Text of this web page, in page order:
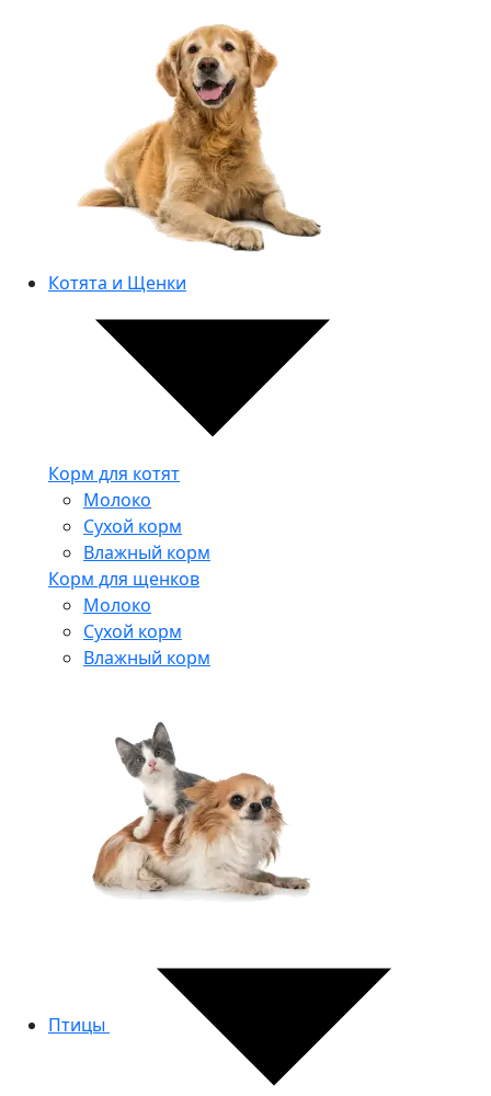
Котята и Щенки
Корм для котят
Молоко
Сухой корм
Влажный корм
Корм для щенков
Молоко
Сухой корм
Влажный корм
Птицы